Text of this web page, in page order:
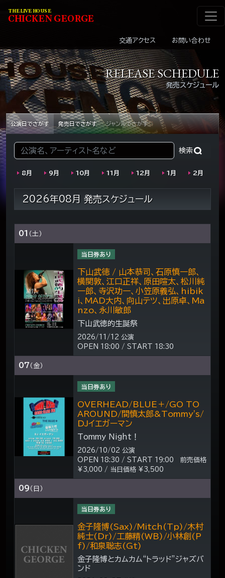
メインナビゲーショ
THE LIVE HOUSE
CHICKENGEORGE
交通アクセス お問い合わせ
発売スケジュール
RELEASE SCHEDULE
公演日でさがす 発売日でさがす ジャンルでさがす
検索:
8月 9月 10月 11月 12月 1月 2月
2026年08月 発売スケジュール
01 （土）
当日券あり
下山武徳的生誕祭
下山武徳 / 山本恭司、石原慎一郎、
横関敦、江口正祥、原田喧太、松川純
一郎、寺沢功一、小笠原義弘、hibik
i、MAD大内、向山テツ、出原卓、Ma
nzo、永川敏郎
2026/11/12 公演
OPEN 18:00 / START 18:30
07 （金）
当日券あり
Tommy Night！
OVERHEAD/BLUE＋/GO TO
AROUND/間慎太郎&Tommy's/
DJイエガーマン
2026/10/02 公演
OPEN 18:30 / START 19:00 前売価格
¥3,000 / 当日価格 ¥3,500
09 （日）
当日券あり
金子隆博とカムカム“トラッド”ジャズバ
ンド
金子隆博(Sax)/Mitch(Tp)/木村
純士(Dr)/工藤精(WB)/小林創(P
f)/和泉聡志(Gt)